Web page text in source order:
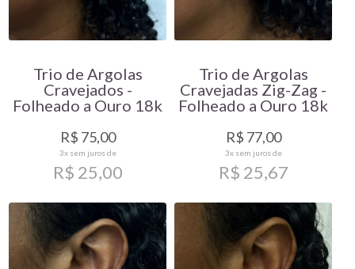
Trio de Argolas
Cravejados -
Folheado a Ouro 18k
R$ 75,00
3xsem juros de
R$ 25,00
Trio de Argolas
Cravejadas Zig-Zag -
Folheado a Ouro 18k
R$ 77,00
3xsem juros de
R$ 25,67